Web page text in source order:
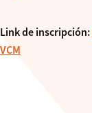
Link de inscripción:
VCM